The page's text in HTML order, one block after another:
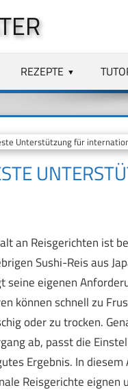
REZEPTE
Unterstützung für
an Reisgerichten ist
Sushi-Reis aus
seine eigenen
können schnell zu
oder zu trocken.
ab, passt die
Ergebnis. In
Reisgerichte eignen